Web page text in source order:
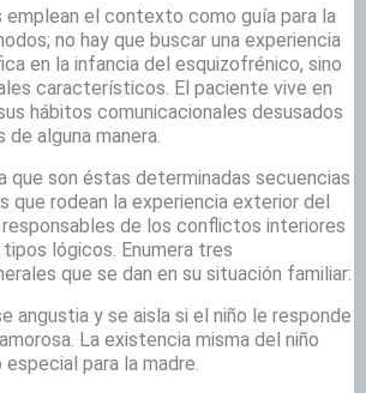
emplean el contexto como guía para la
no hay que buscar una experiencia
en la infancia del esquizofrénico, sino
característicos. El paciente vive en
hábitos comunicacionales desusados
alguna manera.
que son éstas determinadas secuencias
que rodean la experiencia exterior del
de los conflictos interiores
lógicos. Enumera tres
que se dan en su situación familiar:
angustia y se aisla si el niño le responde
La existencia misma del niño
para la madre.